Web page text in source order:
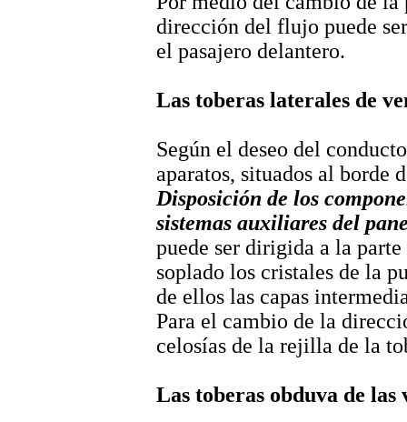
dirección del flujo puede
el pasajero delantero.
Las toberas laterales de
Según el deseo del
aparatos, situados al borde
Disposición de los
sistemas auxiliares del
puede ser dirigida a la
soplado los cristales de la
de ellos las capas
Para el cambio de la
celosías de la rejilla de la
Las toberas obduva de las